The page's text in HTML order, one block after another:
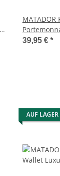
MATADOR
RFID
39,95 € *
AUF LAGER
MATADOR
Geldbörse mit